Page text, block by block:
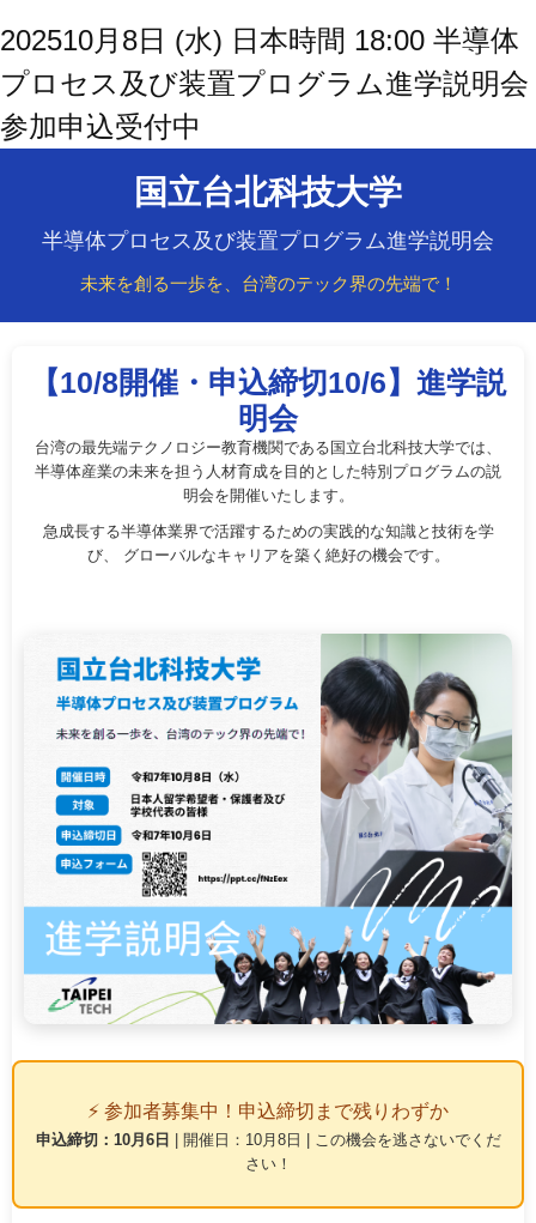
202510月8日 (水) 日本時間 18:00 半導体
プロセス及び装置プログラム進学説明会
参加申込受付中
国立台北科技大学
半導体プロセス及び装置プログラム進学説明会
未来を創る一歩を、台湾のテック界の先端で！
【10/8開催・申込締切10/6】進学説
明会
台湾の最先端テクノロジー教育機関である国立台北科技大学では、
半導体産業の未来を担う人材育成を目的とした特別プログラムの説
明会を開催いたします。
急成長する半導体業界で活躍するための実践的な知識と技術を学
び、 グローバルなキャリアを築く絶好の機会です。
⚡ 参加者募集中！申込締切まで残りわずか
申込締切：10月6日
| 開催日：10月8日 | この機会を逃さないでくだ
さい！